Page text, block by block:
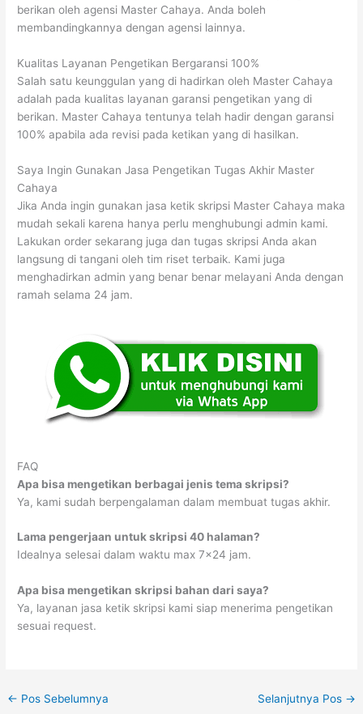
berikan oleh agensi Master Cahaya. Anda boleh
membandingkannya dengan agensi lainnya.
Kualitas Layanan Pengetikan Bergaransi 100%
Salah satu keunggulan yang di hadirkan oleh Master Cahaya
adalah pada kualitas layanan garansi pengetikan yang di
berikan. Master Cahaya tentunya telah hadir dengan garansi
100% apabila ada revisi pada ketikan yang di hasilkan.
Saya Ingin Gunakan Jasa Pengetikan Tugas Akhir Master
Cahaya
Jika Anda ingin gunakan jasa ketik skripsi Master Cahaya maka
mudah sekali karena hanya perlu menghubungi admin kami.
Lakukan order sekarang juga dan tugas skripsi Anda akan
langsung di tangani oleh tim riset terbaik. Kami juga
menghadirkan admin yang benar benar melayani Anda dengan
ramah selama 24 jam.
FAQ
Apa bisa mengetikan berbagai jenis tema skripsi?
Ya, kami sudah berpengalaman dalam membuat tugas akhir.
Lama pengerjaan untuk skripsi 40 halaman?
Idealnya selesai dalam waktu max 7×24 jam.
Apa bisa mengetikan skripsi bahan dari saya?
Ya, layanan jasa ketik skripsi kami siap menerima pengetikan
sesuai request.
← Pos Sebelumnya Selanjutnya Pos →